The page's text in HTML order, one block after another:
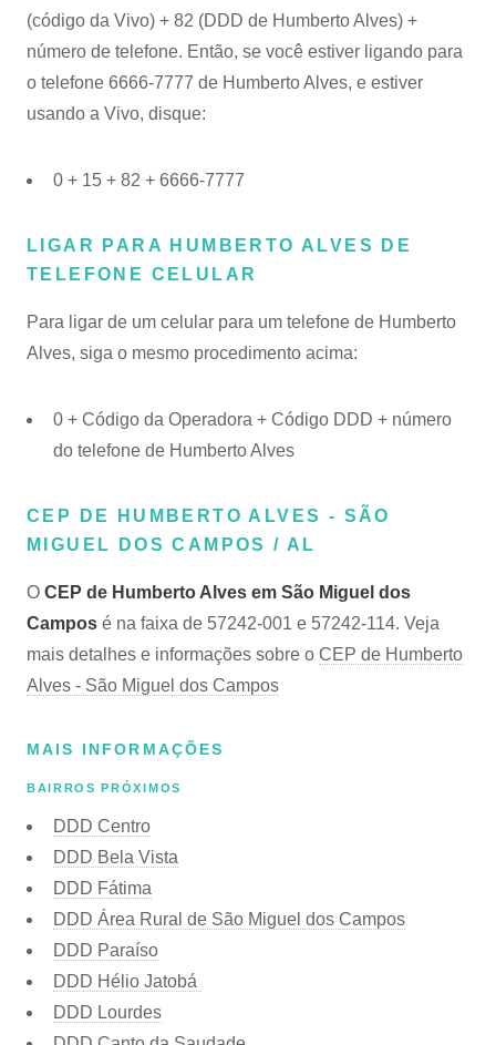
(código da Vivo) + 82 (DDD de Humberto Alves) +
número de telefone. Então, se você estiver ligando para
o telefone 6666-7777 de Humberto Alves, e estiver
usando a Vivo, disque:
0 + 15 + 82 + 6666-7777
LIGAR PARA HUMBERTO ALVES DE
TELEFONE CELULAR
Para ligar de um celular para um telefone de Humberto
Alves, siga o mesmo procedimento acima:
0 + Código da Operadora + Código DDD + número
do telefone de Humberto Alves
CEP DE HUMBERTO ALVES - SÃO
MIGUEL DOS CAMPOS / AL
O CEP de Humberto Alves em São Miguel dos
Campos é na faixa de 57242-001 e 57242-114. Veja
mais detalhes e informações sobre o CEP de Humberto
Alves - São Miguel dos Campos
MAIS INFORMAÇÕES
BAIRROS PRÓXIMOS
DDD Centro
DDD Bela Vista
DDD Fátima
DDD Área Rural de São Miguel dos Campos
DDD Paraíso
DDD Hélio Jatobá
DDD Lourdes